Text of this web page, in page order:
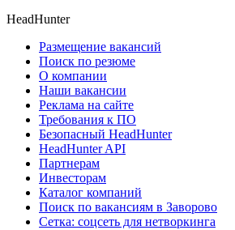
HeadHunter
Размещение вакансий
Поиск по резюме
О компании
Наши вакансии
Реклама на сайте
Требования к ПО
Безопасный HeadHunter
HeadHunter API
Партнерам
Инвесторам
Каталог компаний
Поиск по вакансиям в Заворово
Сетка: соцсеть для нетворкинга